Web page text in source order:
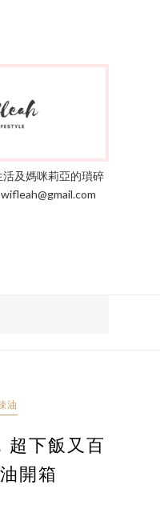
及媽咪莉亞的瑣碎
油
超下飯又百
開箱